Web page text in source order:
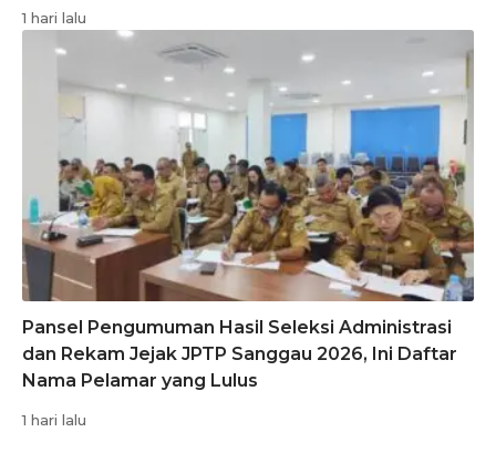
1 hari lalu
Pansel Pengumuman Hasil Seleksi Administrasi
dan Rekam Jejak JPTP Sanggau 2026, Ini Daftar
Nama Pelamar yang Lulus
1 hari lalu